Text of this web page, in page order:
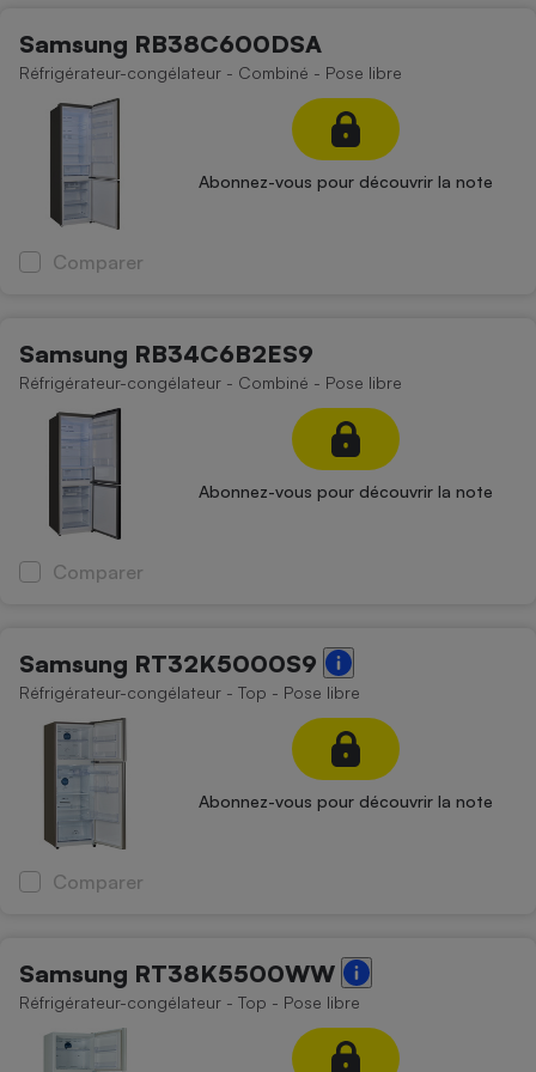
Samsung RB38C600DSA
Réfrigérateur-congélateur - Combiné - Pose libre
Abonnez-vous pour découvrir la note
Comparer
Samsung RB34C6B2ES9
Réfrigérateur-congélateur - Combiné - Pose libre
Abonnez-vous pour découvrir la note
Comparer
Samsung RT32K5000S9
Réfrigérateur-congélateur - Top - Pose libre
Abonnez-vous pour découvrir la note
Comparer
Samsung RT38K5500WW
Réfrigérateur-congélateur - Top - Pose libre